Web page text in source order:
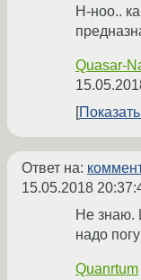
Н-ноо..
Quasar-
Ответ на:
15.05.2018
Не знаю.
надо
Quanrtum